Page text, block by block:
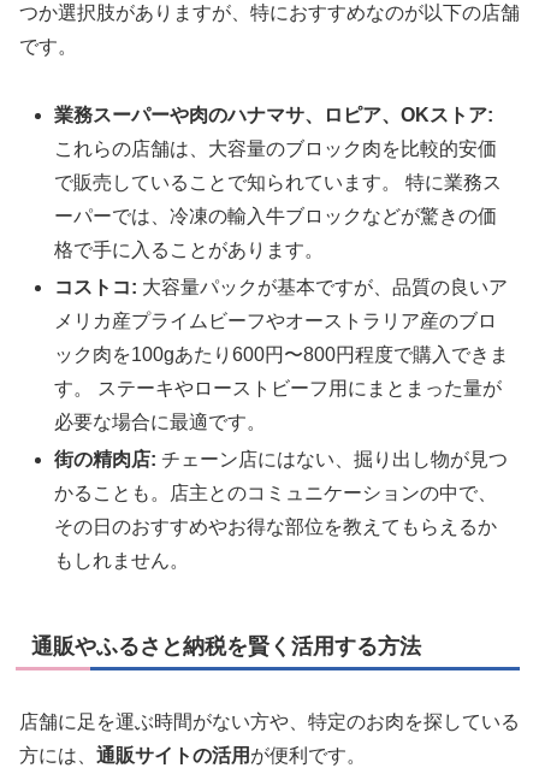
つか選択肢がありますが、特におすすめなのが以下の店舗
です。
業務スーパーや肉のハナマサ、ロピア、OKストア:
これらの店舗は、大容量のブロック肉を比較的安価
で販売していることで知られています。 特に業務ス
ーパーでは、冷凍の輸入牛ブロックなどが驚きの価
格で手に入ることがあります。
コストコ: 大容量パックが基本ですが、品質の良いア
メリカ産プライムビーフやオーストラリア産のブロ
ック肉を100gあたり600円〜800円程度で購入できま
す。 ステーキやローストビーフ用にまとまった量が
必要な場合に最適です。
街の精肉店: チェーン店にはない、掘り出し物が見つ
かることも。店主とのコミュニケーションの中で、
その日のおすすめやお得な部位を教えてもらえるか
もしれません。
通販やふるさと納税を賢く活用する方法
店舗に足を運ぶ時間がない方や、特定のお肉を探している
方には、 通販サイトの活用 が便利です。